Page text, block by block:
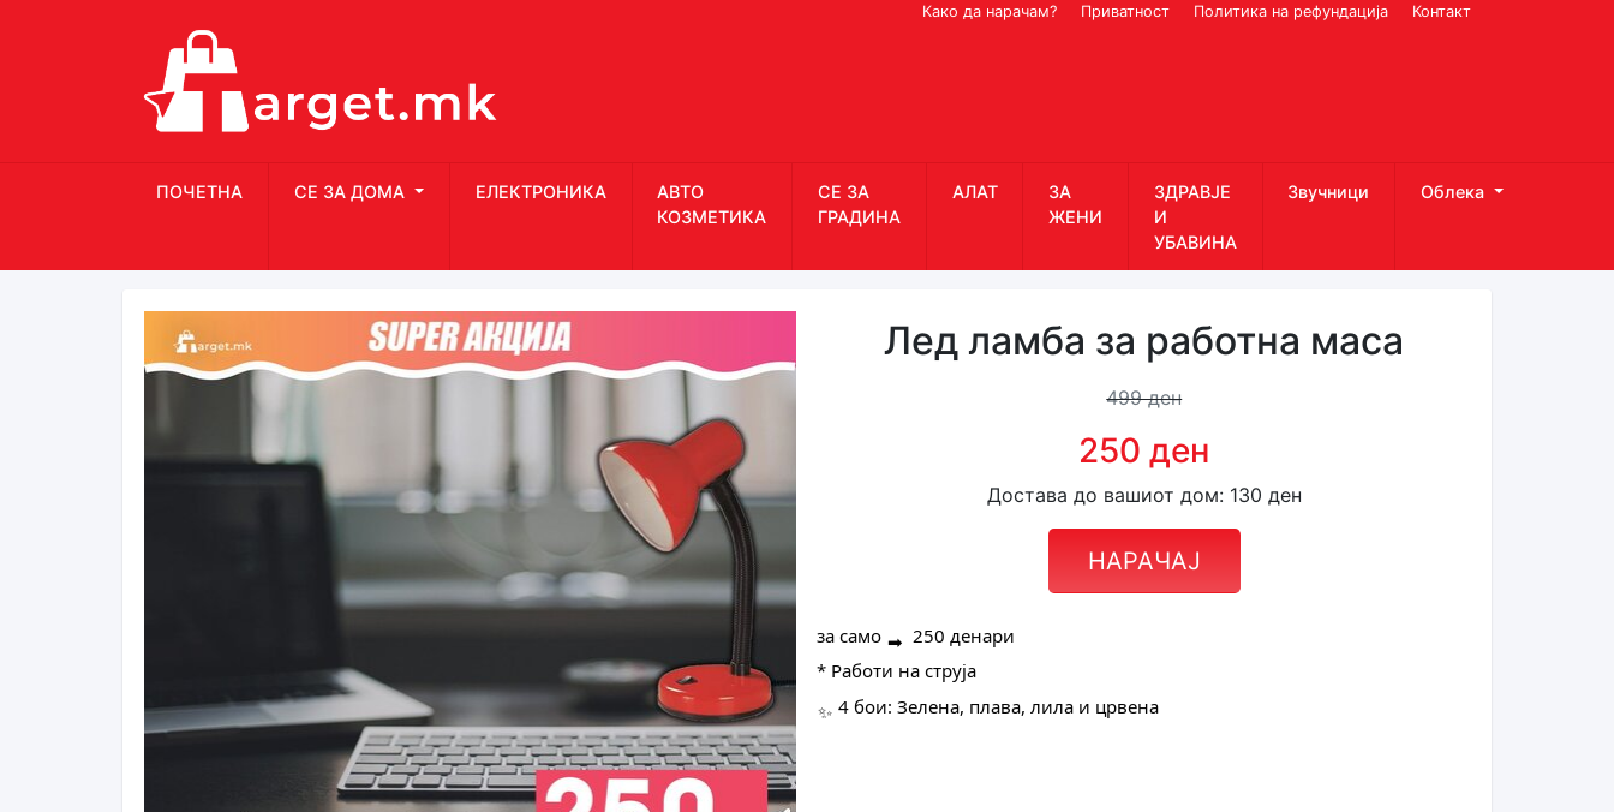
Како да нарачам? Приватност Политика на рефундација Контакт
ПОЧЕТНА СЕ ЗА ДОМА ЕЛЕКТРОНИКА
АВТО
КОЗМЕТИКА
СЕ ЗА
ГРАДИНА
АЛАТ
ЗА
ЖЕНИ
ЗДРАВЈЕ
И
УБАВИНА
Звучници Облека
Лед ламба за работна маса
499 ден
250 ден
Достава до вашиот дом: 130 ден
НАРАЧАЈ
за само
250 денари
* Работи на струја
4 бои: Зелена, плава, лила и црвена